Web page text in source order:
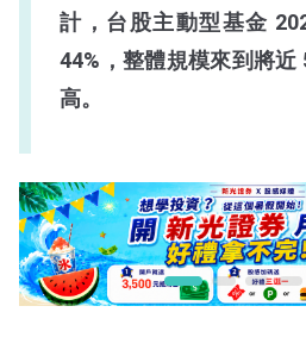
計，台股主動型基金
44%，整體規模來到將
高。